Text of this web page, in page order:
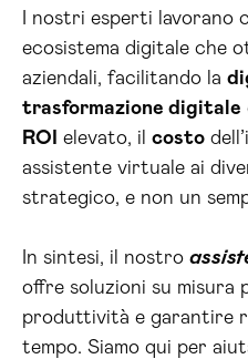
I nostri esperti lavorano
ecosistema digitale che
aziendali, facilitando la
trasformazione digitale
ROI
elevato, il costo
assistente virtuale ai
strategico, e non un
In sintesi, il nostro
offre soluzioni su misura
produttività e garantire
tempo. Siamo qui per